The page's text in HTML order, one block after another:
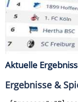
Aktuelle
Ergebnisse &